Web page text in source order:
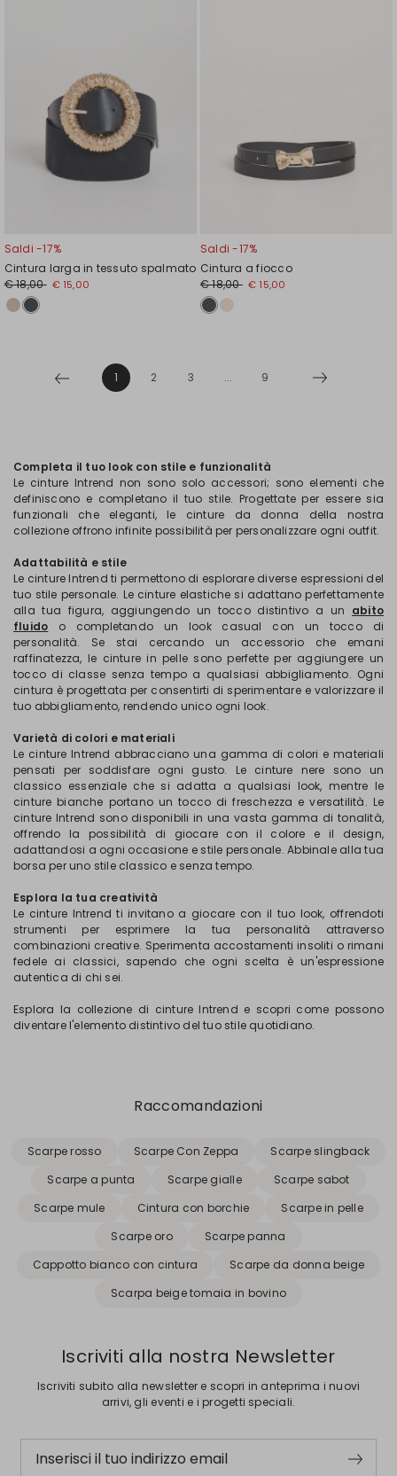
Saldi -17%
Cintura larga in tessuto spalmato
€ 18,00 € 15,00
Saldi -17%
Cintura a fiocco
€ 18,00 € 15,00
1 2 3 ... 9
Completa il tuo look con stile e funzionalità
Le cinture Intrend non sono solo accessori; sono elementi che
definiscono e completano il tuo stile. Progettate per essere sia
funzionali che eleganti, le cinture da donna della nostra
collezione offrono infinite possibilità per personalizzare ogni outfit.
Adattabilità e stile
Le cinture Intrend ti permettono di esplorare diverse espressioni del
tuo stile personale. Le cinture elastiche si adattano perfettamente
alla tua figura, aggiungendo un tocco distintivo a un abito
fluido o completando un look casual con un tocco di
personalità. Se stai cercando un accessorio che emani
raffinatezza, le cinture in pelle sono perfette per aggiungere un
tocco di classe senza tempo a qualsiasi abbigliamento. Ogni
cintura è progettata per consentirti di sperimentare e valorizzare il
tuo abbigliamento, rendendo unico ogni look.
Varietà di colori e materiali
Le cinture Intrend abbracciano una gamma di colori e materiali
pensati per soddisfare ogni gusto. Le cinture nere sono un
classico essenziale che si adatta a qualsiasi look, mentre le
cinture bianche portano un tocco di freschezza e versatilità. Le
cinture Intrend sono disponibili in una vasta gamma di tonalità,
offrendo la possibilità di giocare con il colore e il design,
adattandosi a ogni occasione e stile personale. Abbinale alla tua
borsa per uno stile classico e senza tempo.
Esplora la tua creatività
Le cinture Intrend ti invitano a giocare con il tuo look, offrendoti
strumenti per esprimere la tua personalità attraverso
combinazioni creative. Sperimenta accostamenti insoliti o rimani
fedele ai classici, sapendo che ogni scelta è un'espressione
autentica di chi sei.
Esplora la collezione di cinture Intrend e scopri come possono
diventare l'elemento distintivo del tuo stile quotidiano.
Raccomandazioni
Scarpe rosso Scarpe Con Zeppa
Scarpe slingback
Scarpe a punta
Scarpe gialle
Scarpe sabot
Scarpe mule
Cintura con borchie
Scarpe in pelle
Scarpe oro
Scarpe panna
Cappotto bianco con cintura
Scarpe da donna beige
Scarpa beige tomaia in bovino
Iscriviti alla nostra Newsletter
Iscriviti subito alla newsletter e scopri in anteprima i nuovi
arrivi, gli eventi e i progetti speciali.
Inserisci il tuo indirizzo email